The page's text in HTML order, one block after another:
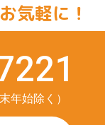
気軽に！
年始除く）